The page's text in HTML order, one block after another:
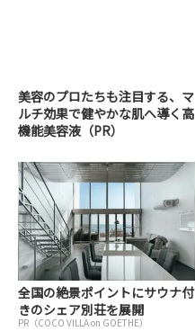
美容のプロたちも注目する、マ
ルチ効果で健やかな肌へ導く高
機能美容液（PR）
全国の絶景ポイントにサウナ付
きのシェア別荘を展開
PR（COCO VILLA on GOETHE）